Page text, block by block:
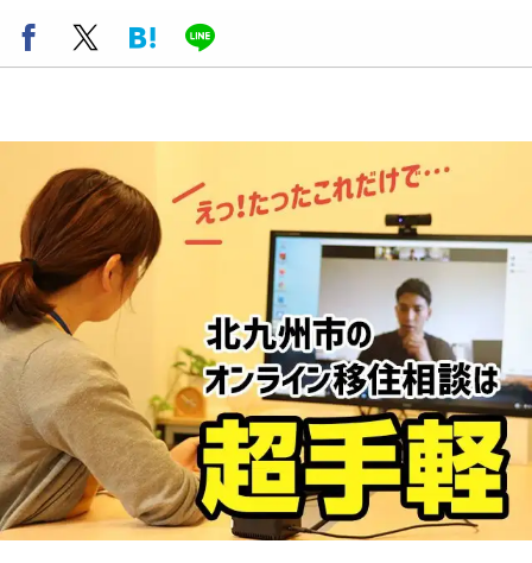
日向翔陽＆影山飛雄が笹かまを食べる！ アニ
メ『ハイキュー！！』×老舗「鐘崎」コラボで
ル・越谷がコラボ 田んぼアートの見頃にあわ
せて企画続々【7／31～】
もっとみる